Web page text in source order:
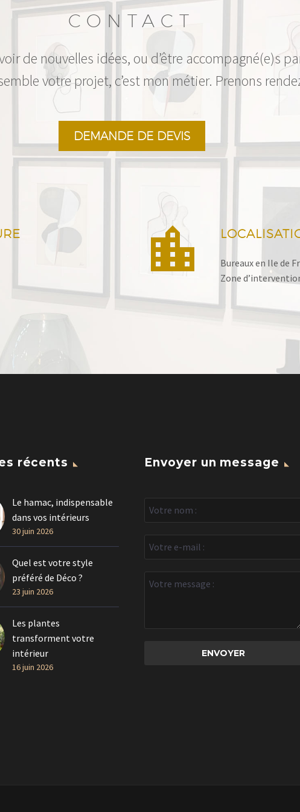
CONTACT
de nouvelles idées, ou d’être accompagné(e)s
votre projet, c’est mon métier. Prenons
DEMANDE DE DEVIS


Bureaux en Ile de
Zone
récents
Le hamac, indispensable
dans vos intérieurs
30 juin 2026
Quel est votre style
préféré de Déco ?
23 juin 2026
Les plantes
transforment votre
intérieur
16 juin 2026
Envoyer un message